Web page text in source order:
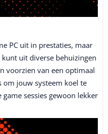
PC uit in prestaties, maar
uit diverse behuizingen
voorzien van een optimaal
om jouw systeem koel te
sessies gewoon lekker